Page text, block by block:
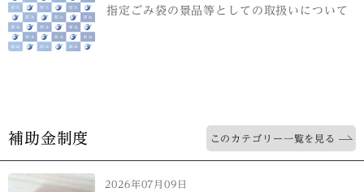
指定ごみ袋の景品等としての取扱いについて
補助金制度 このカテゴリー一覧を見る
2026年07月09日